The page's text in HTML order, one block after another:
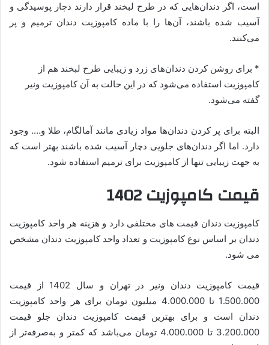
است، اگر دندان‌هایی که در طرح لبخند قرار دارند دچار پوسیدگی و
آسیب شده باشند، آن‌ها را با ماده کامپوزیت دندان ترمیم و پر
می‌کنند.
* برای روشن کردن دندان‌های زرد و زیبایی طرح لبخند هم از
کامپوزیت استفاده می‌شود که در این حالت به آن کامپوزیت ونیر
گفته می‌شود.
البته برای پر کردن دندان‌ها مواد زیادی مانند آمالگام، طلا و…. وجود
دارد. اما اگر دندان‌های جلویی دچار آسیب شده باشند بهتر است که
به جهت زیبایی تنها از کامپوزیت برای ترمیم استفاده شود.
قیمت کامپوزیت 1402
کامپوزیت دندان قیمت های مختلفی دارد و هزینه هر واحد کامپوزیت
دندان بر اساس نوع کامپوزیت و تعداد واحد کامپوزیت دندان مشخص
می شود.
قیمت کامپوزیت دندان ونیر در تهران و سال 1402 از قیمت
1.500.000 تا 4.000.000 میلیون تومان برای هر واحد کامپوزیت
دندان است و برای بهترین قیمت کامپوزیت دندان جلو قیمت
3.200.000 تا 4.000.000 تومان می‌باشد که کمتر و به‌صرفه‌تر از